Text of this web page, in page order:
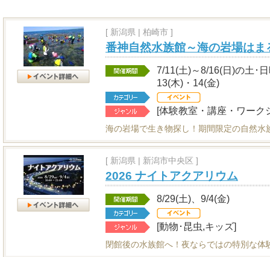
[ 新潟県 | 柏崎市 ]
番神自然水族館～海の岩場はま
7/11(土)～8/16(日)の土･
13(木)・14(金)
[体験教室・講座・ワーク
海の岩場で生き物探し！期間限定の自然水
[ 新潟県 | 新潟市中央区 ]
2026 ナイトアクアリウム
8/29(土)、9/4(金)
[動物･昆虫,キッズ]
閉館後の水族館へ！夜ならではの特別な体